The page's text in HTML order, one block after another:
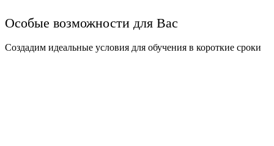
Особые возможности для Вас
Создадим идеальные условия для обучения в короткие сроки